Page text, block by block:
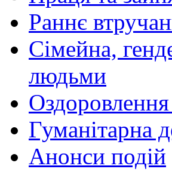
Раннє
Сімейна,
людьми
Гуманітарна
Анонси подій